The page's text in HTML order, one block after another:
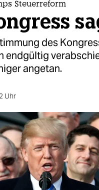
Steuerreform
des
endgültig
angetan.
Uhr